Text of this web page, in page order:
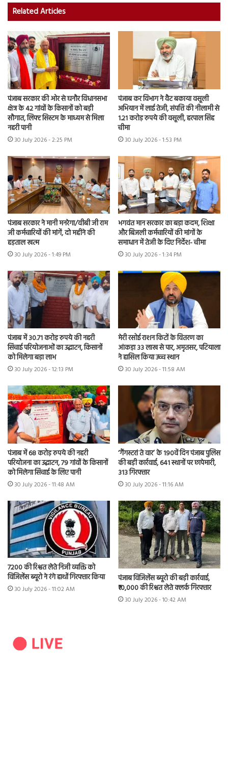
Related Articles
पंजाब सरकार की ओर से घनौर विधानसभा
क्षेत्र के 42 गांवों के किसानों को बड़ी
सौगात, लिफ्ट सिस्टम के माध्यम से मिला
नहरी पानी
30 July 2026 - 2:25 PM
पंजाब कर विभाग ने वैट बकाया वसूली
अभियान में लाई तेजी, संपत्ति की नीलामी से
1.21 करोड़ रुपये की वसूली, हरपाल सिंह
चीमा
30 July 2026 - 1:53 PM
पंजाब सरकार ने मानी मनरेगा/वीबी जी राम
जी कर्मचारियों की मांगें, दो महीने की
हड़ताल खत्म
30 July 2026 - 1:49 PM
भगवंत मान सरकार का बड़ा कदम, शिक्षा
और बिजली कर्मचारियों की मांगों के
समाधान में तेजी के दिए निर्देश- चीमा
30 July 2026 - 1:34 PM
पंजाब में 30.71 करोड़ रुपये की नहरी
सिंचाई परियोजनाओं का उद्घाटन, किसानों
को मिलेगा बड़ा लाभ
30 July 2026 - 12:13 PM
मेरी रसोई राशन किटों के वितरण का
आंकड़ा 33 लाख से पार, अमृतसर, पटियाला
ने हासिल किया उच्च स्थान
30 July 2026 - 11:58 AM
पंजाब में 68 करोड़ रुपये की नहरी
परियोजना का उद्घाटन, 79 गांवों के किसानों
को मिलेगा सिंचाई के लिए पानी
30 July 2026 - 11:48 AM
‘गैंगस्टरां ते वार’ के 190वें दिन पंजाब पुलिस
की बड़ी कार्रवाई, 641 स्थानों पर छापेमारी,
313 गिरफ्तार
30 July 2026 - 11:16 AM
7200 की रिश्वत लेते निजी व्यक्ति को
विजिलेंस ब्यूरो ने रंगे हाथों गिरफ्तार किया
30 July 2026 - 11:02 AM
पंजाब विजिलेंस ब्यूरो की बड़ी कार्रवाई,
₹10,000 की रिश्वत लेते क्लर्क गिरफ्तार
30 July 2026 - 10:42 AM